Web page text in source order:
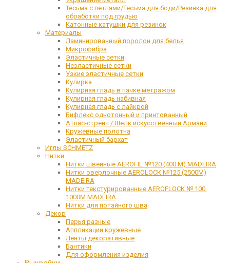
Тесьма с петлями/Тесьма для боди/Резинка для
обработки под грудью
Катонные катушки для резинок
Материалы
Ламинированный поролон для белья
Микрофибра
Эластичные сетки
Неэластичные сетки
Узкие эластичные сетки
Кулирка
Кулирная гладь в пачке метражом
Кулирная гладь набивная
Кулирная гладь с лайкрой
Бифлекс однотонный и принтованный
Атлас-стрейч / Шелк искусственный Армани
Кружевные полотна
Эластичный бархат
Иглы SCHMETZ
Нитки
Нитки швейные AEROFIL №120 (400 М) MADEIRA
Нитки оверлочные AEROLOCK №125 (2500М)
MADEIRA
Нитки текстурированные AEROFLOCK № 100,
1000М MADEIRA
Нитки для потайного шва
Декор
Перья разные
Аппликации кружевные
Ленты декоративные
Бантики
Для оформления изделия